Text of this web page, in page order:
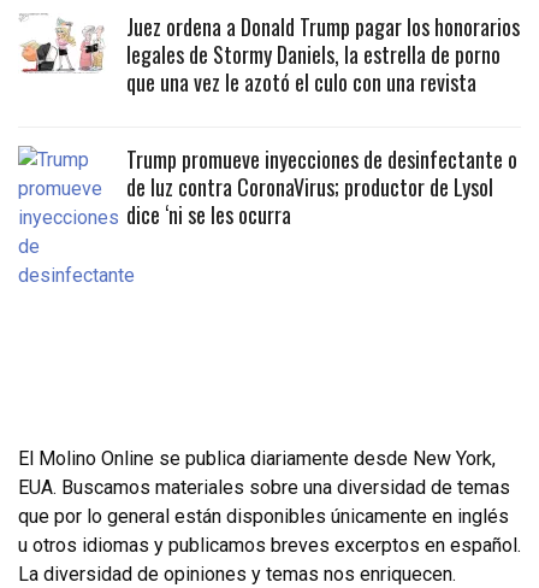
Juez ordena a Donald Trump pagar los honorarios
legales de Stormy Daniels, la estrella de porno
que una vez le azotó el culo con una revista
Trump promueve inyecciones de desinfectante o
de luz contra CoronaVirus; productor de Lysol
dice ‘ni se les ocurra
El Molino Online se publica diariamente desde New York,
EUA. Buscamos materiales sobre una diversidad de temas
que por lo general están disponibles únicamente en inglés
u otros idiomas y publicamos breves excerptos en español.
La diversidad de opiniones y temas nos enriquecen.